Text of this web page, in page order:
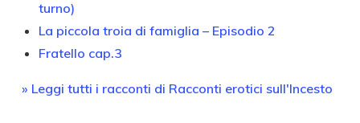
turno)
La piccola troia di famiglia – Episodio 2
Fratello cap.3
» Leggi tutti i racconti di Racconti erotici sull'Incesto